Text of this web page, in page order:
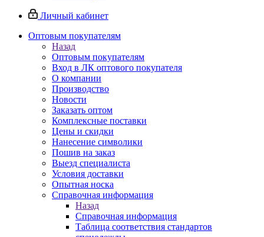
Личный кабинет
Оптовым покупателям
Назад
Оптовым покупателям
Вход в ЛК оптового покупателя
О компании
Производство
Новости
Заказать оптом
Комплексные поставки
Цены и скидки
Нанесение символики
Пошив на заказ
Выезд специалиста
Условия доставки
Опытная носка
Справочная информация
Назад
Справочная информация
Таблица соответствия стандартов